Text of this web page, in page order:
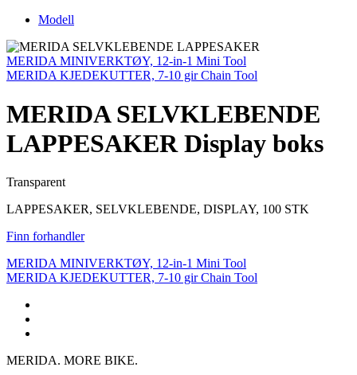
Modell
MERIDA MINIVERKTØY, 12-in-1 Mini Tool
MERIDA KJEDEKUTTER, 7-10 gir Chain Tool
MERIDA SELVKLEBENDE
LAPPESAKER Display boks
Transparent
LAPPESAKER, SELVKLEBENDE, DISPLAY, 100 STK
Finn forhandler
MERIDA MINIVERKTØY, 12-in-1 Mini Tool
MERIDA KJEDEKUTTER, 7-10 gir Chain Tool
MERIDA. MORE BIKE.